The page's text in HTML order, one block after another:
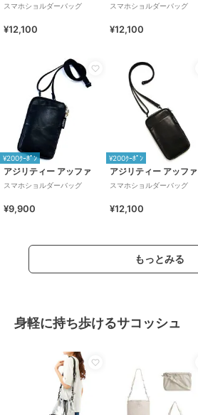
スマホショルダーバッグ
¥12,100
スマホショルダーバッグ
¥12,100
¥200ｸｰﾎﾟﾝ
アジリティー アッファ
スマホショルダーバッグ
¥9,900
¥200ｸｰﾎﾟﾝ
アジリティー アッファ
スマホショルダーバッグ
¥12,100
もっとみる
身軽に持ち歩けるサコッシュ